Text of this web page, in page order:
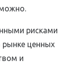
рисками
рынке ценных
и